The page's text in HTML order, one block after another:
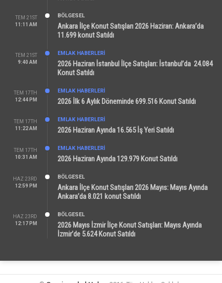
TEM 21ST
11:11 AM
BÖLGESEL
Ankara İlçe Konut Satışları 2026 Haziran: Ankara’da
11.699 konut Satıldı
TEM 21ST
9:40 AM
EMLAK HABERLERI
2026 Haziran İstanbul İlçe Satışları: İstanbul’da 24.084
Konut Satıldı
TEM 17TH
12:44 PM
EMLAK HABERLERI
2026 İlk 6 Aylık Döneminde 699.516 Konut Satıldı
TEM 17TH
11:22 AM
EMLAK HABERLERI
2026 Haziran Ayında 16.565 İş Yeri Satıldı
TEM 17TH
10:31 AM
EMLAK HABERLERI
2026 Haziran Ayında 129.979 Konut Satıldı
HAZ 23RD
12:59 PM
BÖLGESEL
Ankara İlçe Konut Satışları 2026 Mayıs: Mayıs Ayında
Ankara’da 8.021 konut Satıldı
HAZ 23RD
12:17 PM
BÖLGESEL
2026 Mayıs İzmir İlçe Konut Satışları: Mayıs Ayında
İzmir’de 5.624 Konut Satıldı